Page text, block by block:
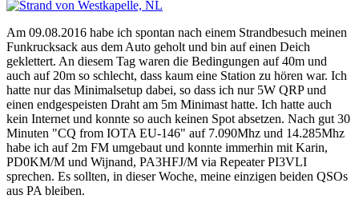
Am 09.08.2016 habe ich spontan nach einem Strandbesuch meinen
Funkrucksack aus dem Auto geholt und bin auf einen Deich
geklettert. An diesem Tag waren die Bedingungen auf 40m und
auch auf 20m so schlecht, dass kaum eine Station zu hören war. Ich
hatte nur das Minimalsetup dabei, so dass ich nur 5W QRP und
einen endgespeisten Draht am 5m Minimast hatte. Ich hatte auch
kein Internet und konnte so auch keinen Spot absetzen. Nach gut 30
Minuten "CQ from IOTA EU-146" auf 7.090Mhz und 14.285Mhz
habe ich auf 2m FM umgebaut und konnte immerhin mit Karin,
PD0KM/M und Wijnand, PA3HFJ/M via Repeater PI3VLI
sprechen. Es sollten, in dieser Woche, meine einzigen beiden QSOs
aus PA bleiben.